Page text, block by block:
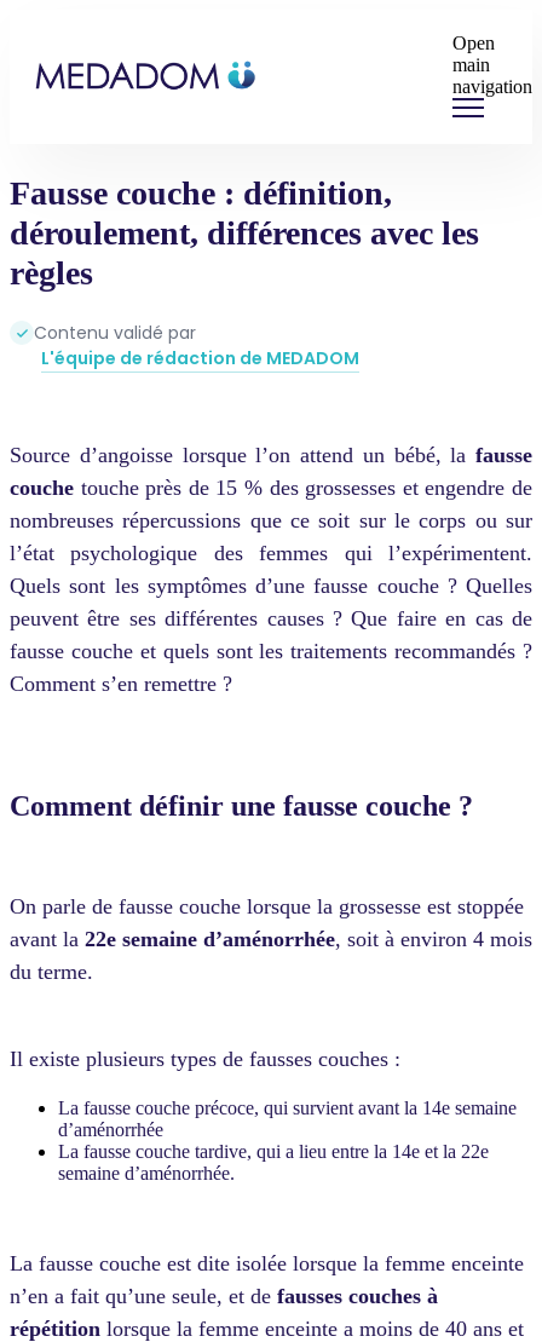
Open
main
navigation
Fausse couche : définition,
déroulement, différences avec les
règles
Contenu validé par
L'équipe de rédaction de MEDADOM
Source d’angoisse lorsque l’on attend un bébé, la fausse
couche touche près de 15 % des grossesses et engendre de
nombreuses répercussions que ce soit sur le corps ou sur
l’état psychologique des femmes qui l’expérimentent.
Quels sont les symptômes d’une fausse couche ? Quelles
peuvent être ses différentes causes ? Que faire en cas de
fausse couche et quels sont les traitements recommandés ?
Comment s’en remettre ?
Comment définir une fausse couche ?
On parle de fausse couche lorsque la grossesse est stoppée
avant la 22e semaine d’aménorrhée, soit à environ 4 mois
du terme.
Il existe plusieurs types de fausses couches :
La fausse couche précoce, qui survient avant la 14e semaine
d’aménorrhée
La fausse couche tardive, qui a lieu entre la 14e et la 22e
semaine d’aménorrhée.
La fausse couche est dite isolée lorsque la femme enceinte
n’en a fait qu’une seule, et de fausses couches à
répétition lorsque la femme enceinte a moins de 40 ans et